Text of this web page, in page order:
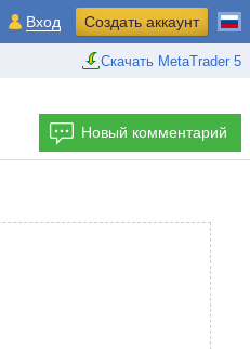
Скачать MetaTrader 5
Вход Создать аккаунт
Новый комментарий